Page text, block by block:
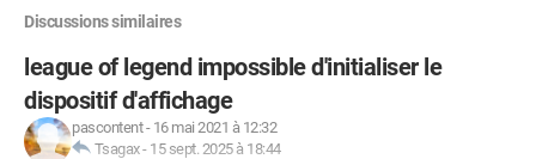
Discussions similaires
league of legend impossible d'initialiser le
dispositif d'affichage
pascontent- 16 mai 2021 à 12:32
Tsagax- 15 sept. 2025 à 18:44